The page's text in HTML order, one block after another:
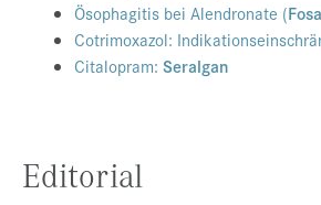
Service-Links
de |en
Ösophagitis bei Alendronate (
Cotrimoxazol:
Citalopram: Seralgan
Editorial